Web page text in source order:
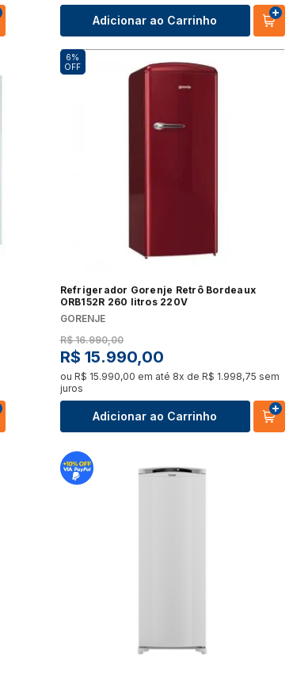
Adicionar ao Carrinho
6%
OFF
Refrigerador Gorenje Retrô Bordeaux
ORB152R 260 litros 220V
GORENJE
R$ 16.990,00
R$ 15.990,00
ou R$ 15.990,00 em até 8x de R$ 1.998,75 sem
juros
Adicionar ao Carrinho